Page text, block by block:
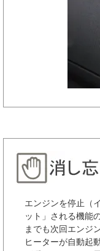
エンジンを停止（
ット」される機能
までも次回エンジ
ヒーターが自動起